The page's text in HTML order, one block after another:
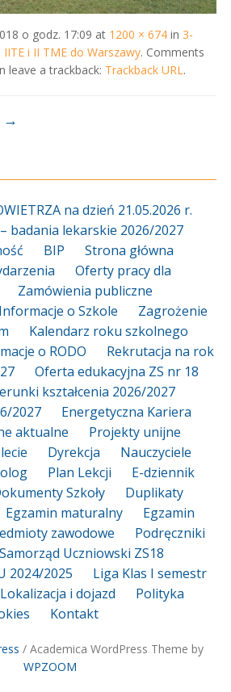
o godz. 17:09 at 1200 × 674in 3-
i II TME do Warszawy. Comments
leave a trackback: Trackback URL.
→
na dzień 21.05.2026 r.
badania lekarskie 2026/2027
BIP
Strona główna
Oferty pracy dla
Zamówienia publiczne
Informacje o Szkole
Zagrożenie
Kalendarz roku szkolnego
o RODO
Rekrutacja na rok
Oferta edukacyjna ZS nr 18
kształcenia 2026/2027
2027
Energetyczna Kariera
aktualne
Projekty unijne
Dyrekcja
Nauczyciele
Plan Lekcji
E-dziennik
Szkoły
Duplikaty
Egzamin maturalny
Egzamin
zawodowe
Podręczniki
Samorząd Uczniowski ZS18
2024/2025
Liga Klas I semestr
Lokalizacja i dojazd
Polityka
Kontakt
/ Academica WordPress Theme by
WPZOOM